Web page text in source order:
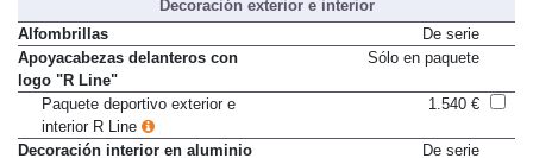
Decoración exterior e interior
Alfombrillas
De serie
Apoyacabezas delanteros con
logo "R Line"
Paquete deportivo exterior e
interior R Line